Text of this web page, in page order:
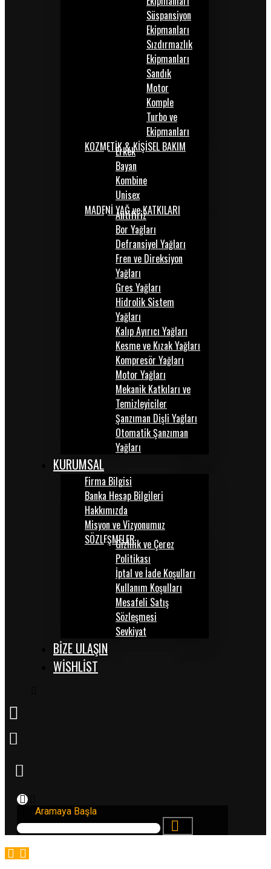
Süspansiyon
Ekipmanları
Sızdırmazlık
Ekipmanları
Sandık
Motor
Komple
Turbo ve
Ekipmanları
KOZMETİK & KİŞİSEL BAKIM
Erkek
Bayan
Kombine
Unisex
MADENİ YAĞ ve KATKILARI
Antifiriz
Bor Yağları
Defransiyel Yağları
Fren ve Direksiyon
Yağları
Gres Yağları
Hidrolik Sistem
Yağları
Kalıp Ayırıcı Yağları
Kesme ve Kızak Yağları
Kompresör Yağları
Motor Yağları
Mekanik Katkıları ve
Temizleyiciler
Şanzıman Dişli Yağları
Otomatik Şanzıman
Yağları
KURUMSAL
Firma Bilgisi
Banka Hesap Bilgileri
Hakkımızda
Misyon ve Vizyonumuz
SÖZLEŞMELERGizlilik ve Çerez
Politikası
İptal ve İade Koşulları
Kullanım Koşulları
Mesafeli Satış
Sözleşmesi
Sevkiyat
BİZE ULAŞIN
WISHLIST
Aramaya Başla